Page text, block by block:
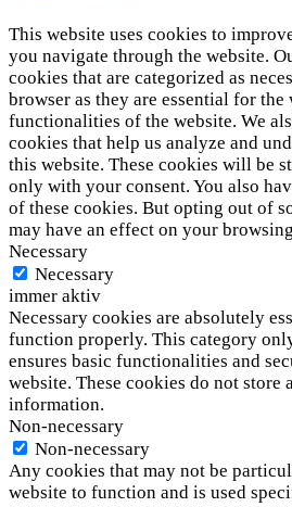
This website uses cookies to
you navigate through the website.
cookies that are categorized as
browser as they are essential for
functionalities of the website. We
cookies that help us analyze and
this website. These cookies will be
only with your consent. You also
of these cookies. But opting out of
may have an effect on your
Necessary
Necessary
immer aktiv
Necessary cookies are absolutely
function properly. This category
ensures basic functionalities and
website. These cookies do not store
information.
Non-necessary
Non-necessary
Any cookies that may not be
website to function and is used